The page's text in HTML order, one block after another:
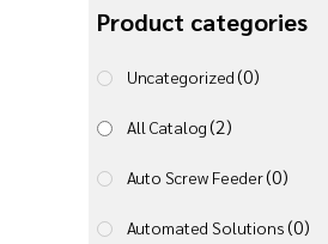
Product categories
Uncategorized(0)
All Catalog(2)
Auto Screw Feeder(0)
Automated Solutions(0)